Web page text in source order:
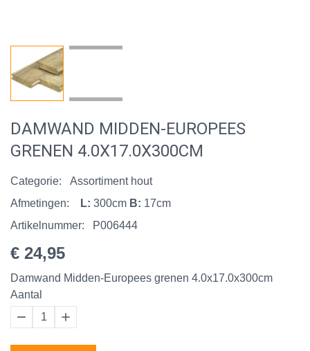
DAMWAND MIDDEN-EUROPEES
GRENEN 4.0X17.0X300CM
Categorie:
Assortiment hout
Afmetingen:
L: 300cm B: 17cm
Artikelnummer:
P006444
€ 24,95
Damwand Midden-Europees grenen 4.0x17.0x300cm
Aantal
1